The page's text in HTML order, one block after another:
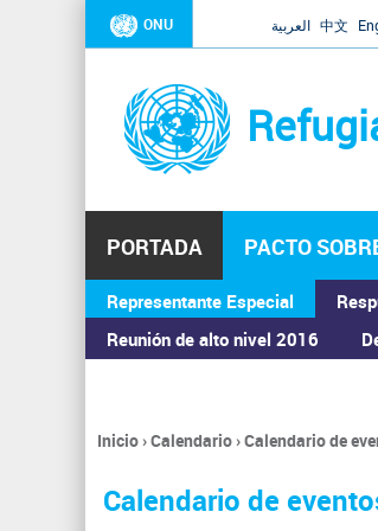
ONU العربية 中文
PORTADA PACTO
Representante Especial
Reunión de alto nivel 2016
ASAMBLEA GENERAL
Se
encuentra
usted
Inicio›Calendario›Calendario de
Calendario de